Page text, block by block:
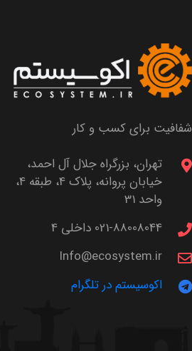
شفافیت برای کسب و کار
تهران، بزرگراه جلال آل احمد،
خیابان پروانه، پلاک 4، طبقه 4،
واحد 31
021-88008044 داخلی 4
Info@ecosystem.ir
اکوسیستم در تلگرام